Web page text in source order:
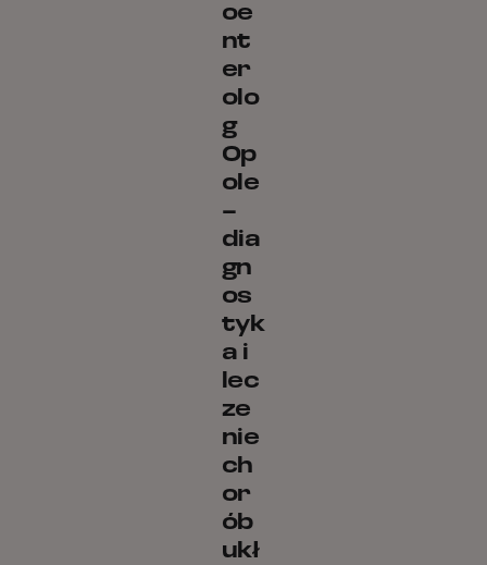
oe
nt
er
olo
g
Op
ole
–
dia
gn
os
tyk
a i
lec
ze
nie
ch
or
ób
ukł